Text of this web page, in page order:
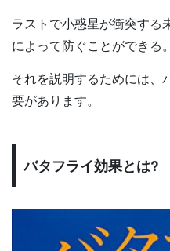
ラストで小惑星が衝突する
によって防ぐことができる。
それを説明するためには、
要があります。
バタフライ効果とは?